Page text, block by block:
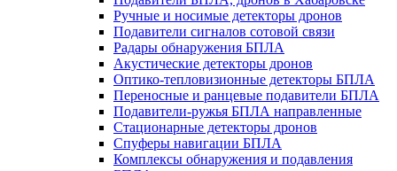
Ручные и носимые детекторы дронов
Подавители сигналов сотовой связи
Радары обнаружения БПЛА
Акустические детекторы дронов
Оптико-тепловизионные детекторы БПЛА
Переносные и ранцевые подавители БПЛА
Подавители-ружья БПЛА направленные
Стационарные детекторы дронов
Спуферы навигации БПЛА
Комплексы обнаружения и подавления